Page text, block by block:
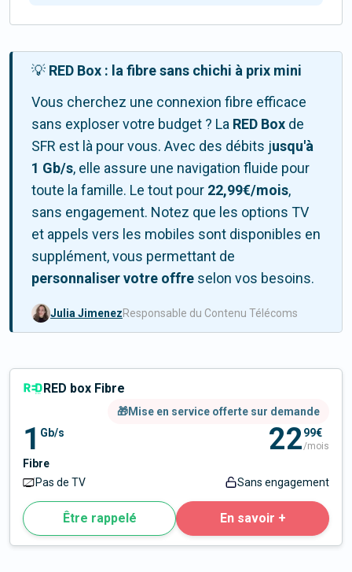
💡 RED Box : la fibre sans chichi à prix mini
Vous cherchez une connexion fibre efficace
sans exploser votre budget ? La RED Box de
SFR est là pour vous. Avec des débits jusqu'à
1 Gb/s, elle assure une navigation fluide pour
toute la famille. Le tout pour 22,99€/mois,
sans engagement. Notez que les options TV
et appels vers les mobiles sont disponibles en
supplément, vous permettant de
personnaliser votre offre selon vos besoins.
Julia JimenezResponsable du Contenu Télécoms
RED box Fibre
🎁Mise en service offerte sur demande
1 Gb/s
Fibre
Pas de TV
2299€
/mois
Sans engagement
Être rappelé En savoir +